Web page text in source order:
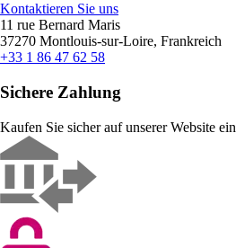
Kontaktieren Sie uns
11 rue Bernard Maris
37270 Montlouis-sur-Loire, Frankreich
+33 1 86 47 62 58
Sichere Zahlung
Kaufen Sie sicher auf unserer Website ein